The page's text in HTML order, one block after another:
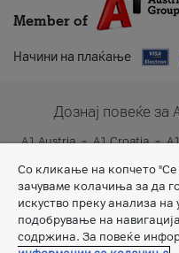
Member of
Начини на плаќање
Дознај повеќе за
A1 Austria A1 Croatia
Со кликање на копчето "Се
зачуваме колачиња за да
искуство преку анализа
подобрување на
содржина. За повеќе